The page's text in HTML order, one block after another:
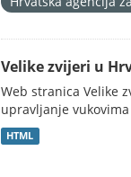
Velike zvijeri u
Web stranica Velike
upravljanje
HTML